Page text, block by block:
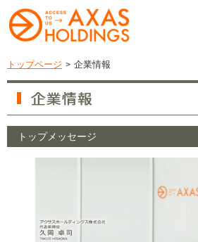
へ
ス
ッ
プ
ョ
ン
移
動
トップページ 企業情報
トップメッセージ